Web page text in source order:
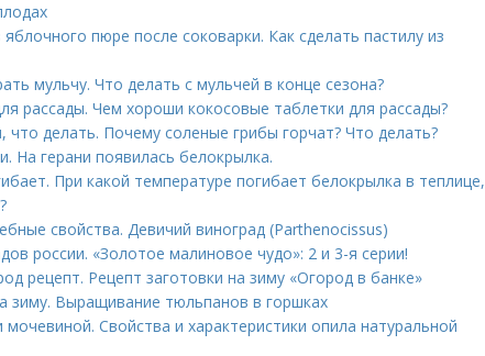
пюре после соковарки. Как сделать пастилу из
мульчу. Что делать с мульчей в конце сезона?
рассады. Чем хороши кокосовые таблетки для рассады?
что делать. Почему соленые грибы горчат? Что делать?
На герани появилась белокрылка.
При какой температуре погибает белокрылка в теплице,
свойства. Девичий виноград (Parthenocissus)
россии. «Золотое малиновое чудо»: 2 и 3-я серии!
рецепт. Рецепт заготовки на зиму «Огород в банке»
зиму. Выращивание тюльпанов в горшках
мочевиной. Свойства и характеристики опила натуральной